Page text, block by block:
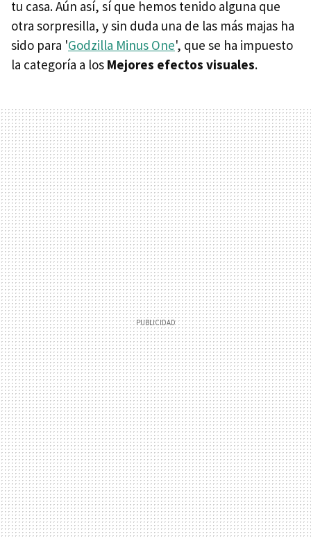
tu casa. Aún así, sí que hemos tenido alguna que
otra sorpresilla, y sin duda una de las más majas ha
sido para 'Godzilla Minus One', que se ha impuesto
la categoría a los Mejores efectos visuales.